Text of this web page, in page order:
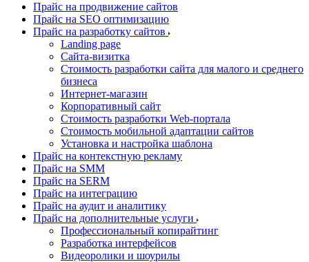
Прайс на продвижение сайтов
Прайс на SEO оптимизацию
Прайс на разработку сайтов
Landing page
Cайта-визитка
Стоимость разработки сайта для малого и среднего
бизнеса
Интернет-магазин
Корпоративный сайт
Стоимость разработки Web-портала
Стоимость мобильной адаптации сайтов
Установка и настройка шаблона
Прайс на контекстную рекламу
Прайс на SMM
Прайс на SERM
Прайс на интеграцию
Прайс на аудит и аналитику
Прайс на дополнительные услуги
Профессиональный копирайтинг
Разработка интерфейсов
Видеоролики и шоурилы